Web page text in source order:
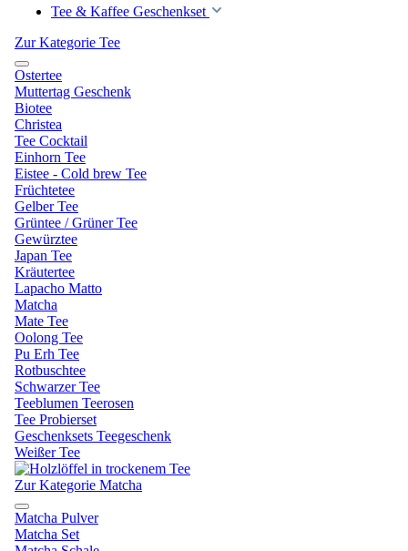
Tee & Kaffee Geschenkset
Zur Kategorie Tee
Ostertee
Muttertag Geschenk
Biotee
Christea
Tee Cocktail
Einhorn Tee
Eistee - Cold brew Tee
Früchtetee
Gelber Tee
Grüntee / Grüner Tee
Gewürztee
Japan Tee
Kräutertee
Lapacho Matto
Matcha
Mate Tee
Oolong Tee
Pu Erh Tee
Rotbuschtee
Schwarzer Tee
Teeblumen Teerosen
Tee Probierset
Geschenksets Teegeschenk
Weißer Tee
Zur Kategorie Matcha
Matcha Pulver
Matcha Set